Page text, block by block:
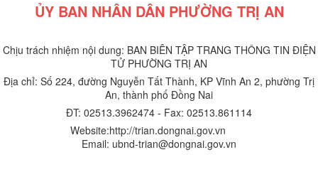
ỦY BAN NHÂN DÂN PHƯỜNG TRỊ AN
Chịu trách nhiệm nội dung: BAN BIÊN TẬP TRANG THÔNG TIN ĐIỆN
TỬ PHƯỜNG TRỊ AN
Địa chỉ: Số 224, đường Nguyễn Tất Thành, KP Vĩnh An 2, phường Trị
An, thành phố Đồng Nai
ĐT: 02513.3962474 - Fax: 02513.861114
Website:http://trian.dongnai.gov.vn
Email: ubnd-trian@dongnai.gov.vn​